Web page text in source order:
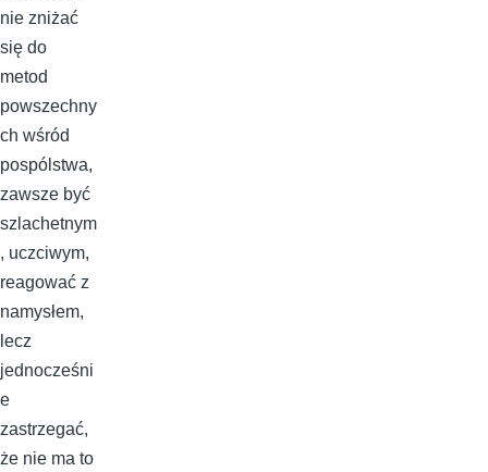
nie zniżać
się do
metod
powszechny
ch wśród
pospólstwa,
zawsze być
szlachetnym
, uczciwym,
reagować z
namysłem,
lecz
jednocześni
e
zastrzegać,
że nie ma to